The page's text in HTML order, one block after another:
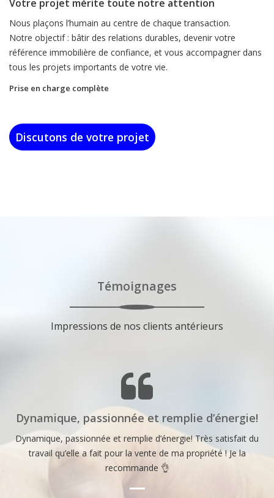
Votre projet mérite toute notre attention
Nous plaçons l’humain au centre de chaque transaction.
Notre objectif : bâtir des relations durables, devenir votre
référence immobilière de confiance, et vous accompagner dans
tous les projets importants de votre vie.
Prise en charge complète
Discutons de votre projet
Témoignages
Impressions de nos clients antérieurs
Dynamique, passionnée et remplie d’énergie!
Dynamique, passionnée et remplie d’énergie! Très satisfait du
travail qu’elle a fait pour la vente de ma propriété ! Je la
recommande 👌